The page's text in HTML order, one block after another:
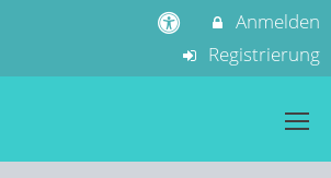
Anmelden
Registrierung